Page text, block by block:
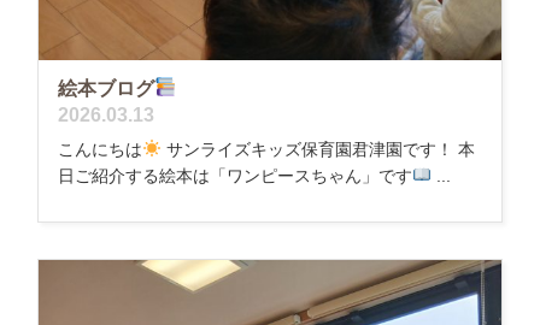
絵本ブログ
2026.03.13
こんにちは
サンライズキッズ保育園君津園です！ 本
日ご紹介する絵本は「ワンピースちゃん」です